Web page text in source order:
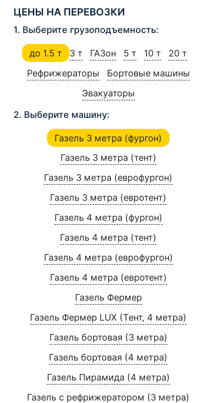
ЦЕНЫ НА ПЕРЕВОЗКИ
1. Выберите грузоподъемность:
до 1.5 т 3 т ГАЗон 5 т 10 т
20 т
Рефрижераторы
Бортовые машины
Эвакуаторы
2. Выберите машину:
Газель 3 метра (фургон)
Газель 3 метра (тент)
Газель 3 метра (еврофургон)
Газель 3 метра (евротент)
Газель 4 метра (фургон)
Газель 4 метра (тент)
Газель 4 метра (еврофургон)
Газель 4 метра (евротент)
Газель Фермер
Газель Фермер LUX (Тент, 4 метра)
Газель бортовая (3 метра)
Газель бортовая (4 метра)
Газель Пирамида (4 метра)
Газель с рефрижератором (3 метра)